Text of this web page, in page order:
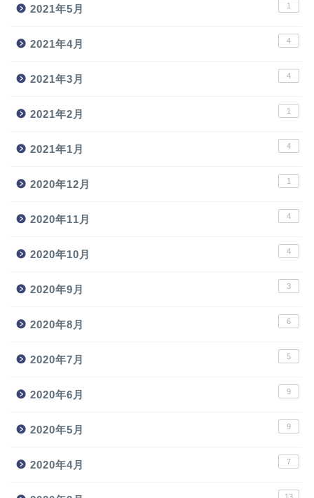
2021年5月 1
2021年4月 4
2021年3月 4
2021年2月 1
2021年1月 4
2020年12月 1
2020年11月 4
2020年10月 4
2020年9月 3
2020年8月 6
2020年7月 5
2020年6月 9
2020年5月 9
2020年4月 7
13